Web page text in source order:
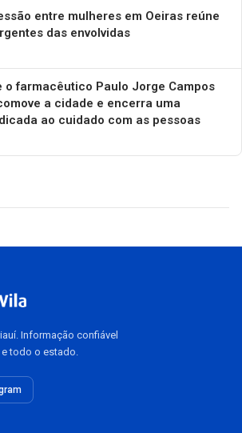
entre mulheres em Oeiras reúne
das envolvidas
o farmacêutico Paulo Jorge Campos
a cidade e encerra uma
ao cuidado com as pessoas
Informação confiável
e todo o estado.